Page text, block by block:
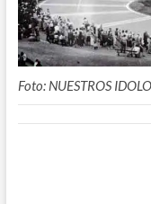
Foto: NUESTROS